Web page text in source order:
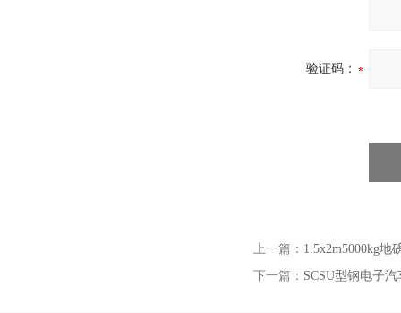
验证码：
上一篇： 1.5x2m5000kg地
下一篇： SCSU型钢电子